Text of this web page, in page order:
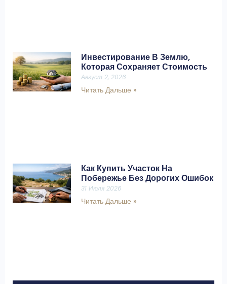
Инвестирование В Землю,
Которая Сохраняет Стоимость
Август 2, 2026
Читать Дальше »
Как Купить Участок На
Побережье Без Дорогих Ошибок
31 Июля 2026
Читать Дальше »